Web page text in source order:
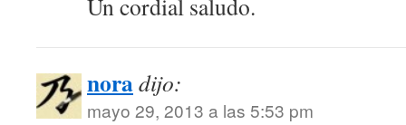
Un cordial saludo.
noradijo:
mayo 29, 2013 a las 5:53 pm